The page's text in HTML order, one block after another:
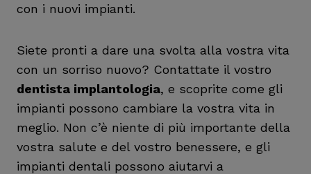
con i nuovi impianti.
Siete pronti a dare una svolta alla vostra vita
con un sorriso nuovo? Contattate il vostro
dentista implantologia, e scoprite come gli
impianti possono cambiare la vostra vita in
meglio. Non c’è niente di più importante della
vostra salute e del vostro benessere, e gli
impianti dentali possono aiutarvi a